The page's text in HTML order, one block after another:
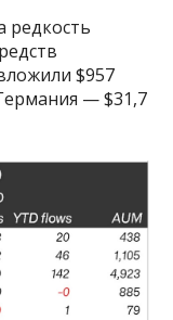
редкость
$957
— $31,7